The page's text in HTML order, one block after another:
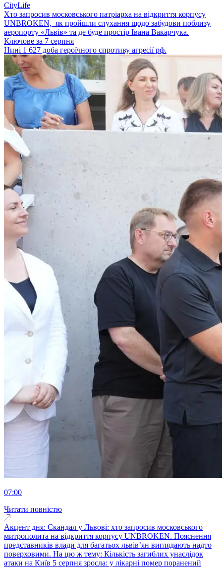
CityLife
Хто запросив московського патріарха на відкриття корпусу
UNBROKEN, як пройшли слухання щодо забудови поблизу
аеропорту «Львів» та де буде простір Івана Вакарчука.
Ключове за 7 серпня
Нині 1 627 доба героїчного спротиву агресії рф.
07:00
Читати повністю
Акцент дня: Скандал у Львові: хто запросив московського
митрополита на відкриття корпусу UNBROKEN. Пояснення
представників влади для багатьох львів’ян виглядають надто
поверховими. На цю ж тему: Кількість загиблих унаслідок
атаки на Київ 5 серпня зросла: у лікарні помер поранений